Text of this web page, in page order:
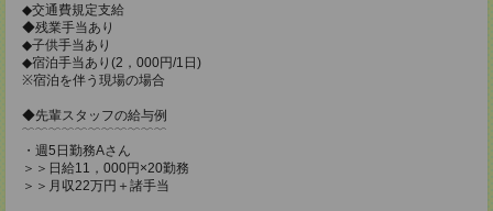
◆交通費規定支給
◆残業手当あり
◆子供手当あり
◆宿泊手当あり(2，000円/1日)
※宿泊を伴う現場の場合
◆先輩スタッフの給与例
﹋﹋﹋﹋﹋﹋﹋﹋﹋﹋﹋
・週5日勤務Aさん
＞＞日給11，000円×20勤務
＞＞月収22万円＋諸手当